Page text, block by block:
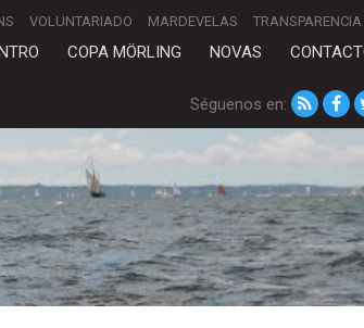
VOLUNTARIADO MARDEVELAS TRANSPARENCIA
COPA MÖRLING NOVAS
Séguenos en: